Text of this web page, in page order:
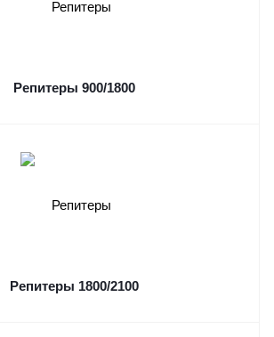
Репитеры 900/1800
Репитеры 1800/2100